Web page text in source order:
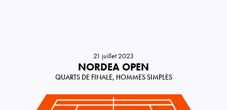
21 juillet 2023
NORDEA OPEN
QUARTS DE FINALE, HOMMES SIMPLES